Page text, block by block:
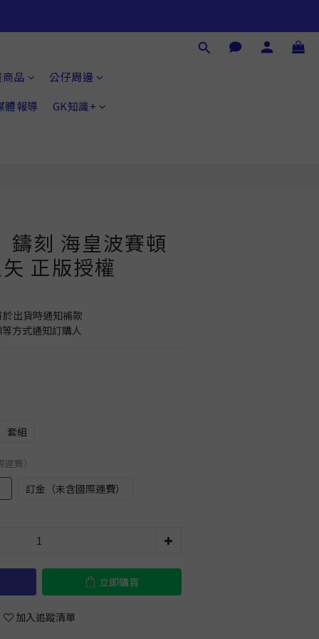
品
公仔周邊
體報導
GK知識+
鑄刻 海皇波賽頓
正版授權
出貨時通知補款
方式通知訂購人
套組
費）
訂金（未含國際運費）
立即購買
加入追蹤清單
立即購買